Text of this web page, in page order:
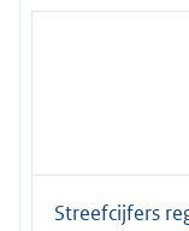
Streefcijfers